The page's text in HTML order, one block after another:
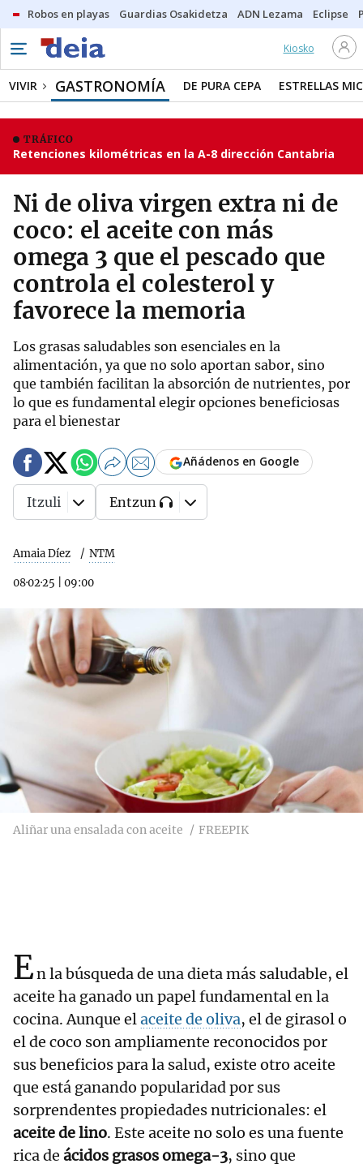
Robos en playas Guardias Osakidetza ADN Lezama Eclipse
Kiosko
VIVIR GASTRONOMÍA DE PURA CEPA ESTRELLAS
TRÁFICO
Retenciones kilométricas en la A-8 dirección Cantabria
Ni de oliva virgen extra ni de
coco: el aceite con más
omega 3 que el pescado que
controla el colesterol y
favorece la memoria
Los grasas saludables son esenciales en la
alimentación, ya que no solo aportan sabor, sino
que también facilitan la absorción de nutrientes, por
lo que es fundamental elegir opciones beneficiosas
para el bienestar
Amaia Díez NTM
08·02·25 09:00
Añádenos en Google
Itzuli Entzun
Aliñar una ensalada con aceite FREEPIK
En la búsqueda de una dieta más saludable, el
aceite ha ganado un papel fundamental en la
cocina. Aunque elaceite de oliva, el de girasol o
el de coco son ampliamente reconocidos por
sus beneficios para la salud, existe otro aceite
que está ganando popularidad por sus
sorprendentes propiedades nutricionales: el
aceite de lino. Este aceite no solo es una fuente
rica de ácidos grasos omega-3, sino que